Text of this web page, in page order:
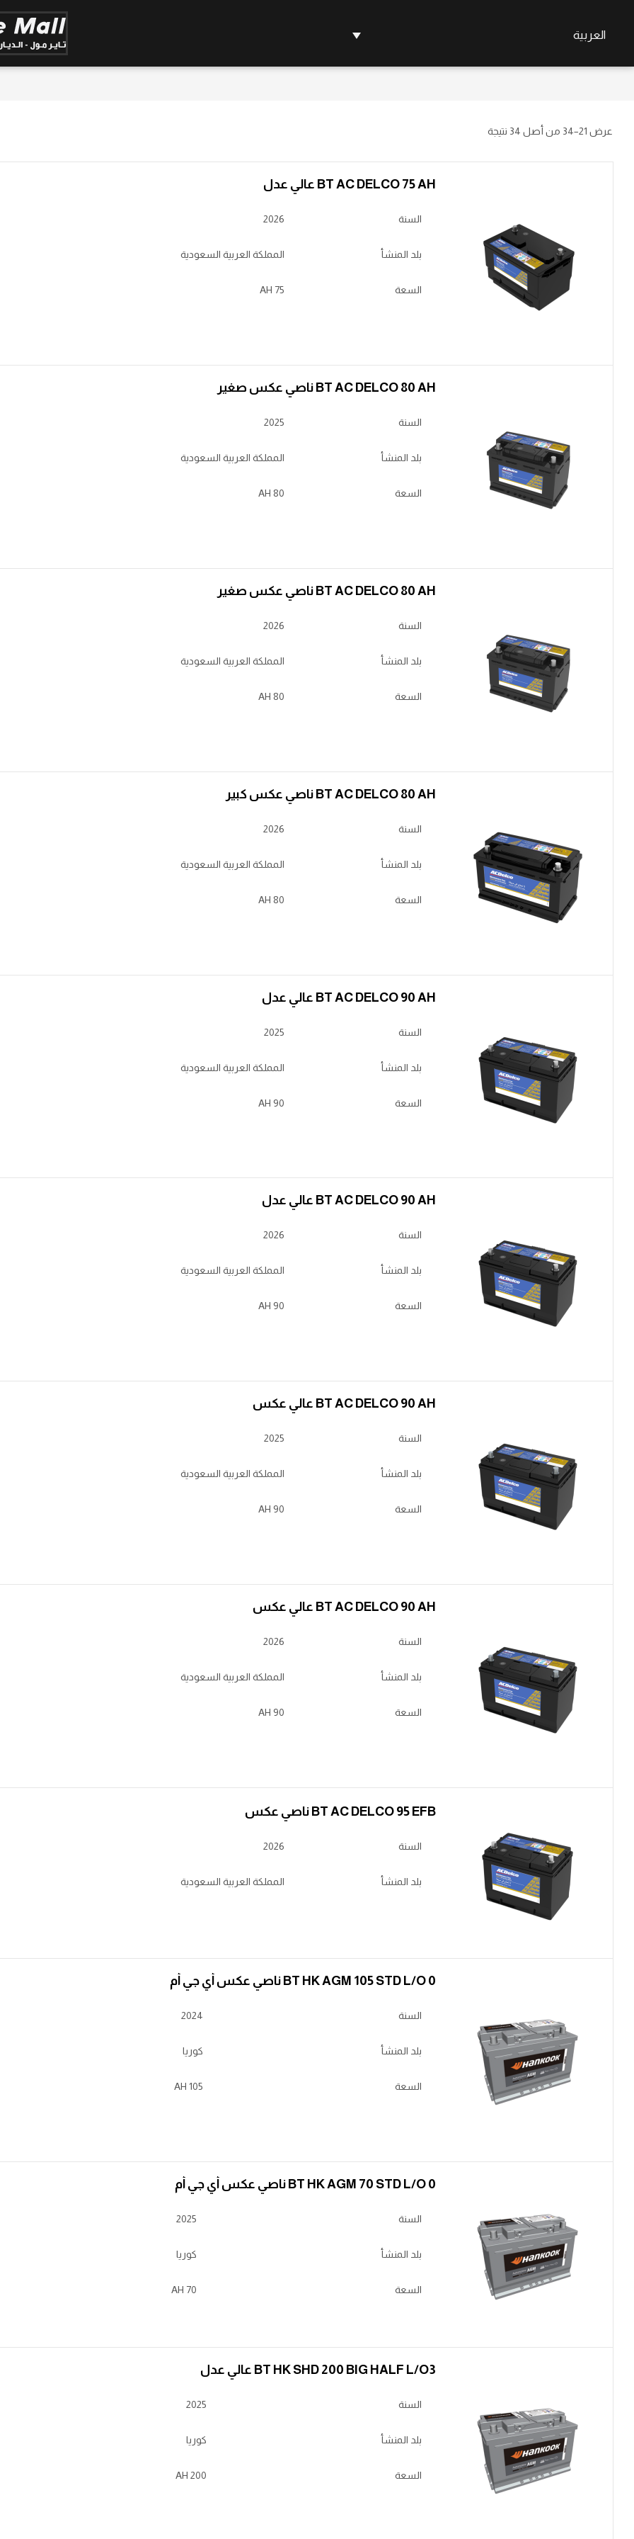
العربية
عرض 21–34 من أصل 34 نتيجة
BT AC DELCO 75 AH عالي عدل
السنة 2026
بلد المنشأ المملكة العربية السعودية
السعة 75 AH
BT AC DELCO 80 AH ناصي عكس صغير
السنة 2025
بلد المنشأ المملكة العربية السعودية
السعة 80 AH
BT AC DELCO 80 AH ناصي عكس صغير
السنة 2026
بلد المنشأ المملكة العربية السعودية
السعة 80 AH
BT AC DELCO 80 AH ناصي عكس كبير
السنة 2026
بلد المنشأ المملكة العربية السعودية
السعة 80 AH
BT AC DELCO 90 AH عالي عدل
السنة 2025
بلد المنشأ المملكة العربية السعودية
السعة 90 AH
BT AC DELCO 90 AH عالي عدل
السنة 2026
بلد المنشأ المملكة العربية السعودية
السعة 90 AH
BT AC DELCO 90 AH عالي عكس
السنة 2025
بلد المنشأ المملكة العربية السعودية
السعة 90 AH
BT AC DELCO 90 AH عالي عكس
السنة 2026
بلد المنشأ المملكة العربية السعودية
السعة 90 AH
BT AC DELCO 95 EFB ناصي عكس
السنة 2026
بلد المنشأ المملكة العربية السعودية
BT HK AGM 105 STD L/O 0 ناصي عكس أي جي أم
السنة 2024
بلد المنشأ كوريا
السعة 105 AH
BT HK AGM 70 STD L/O 0 ناصي عكس أي جي أم
السنة 2025
بلد المنشأ كوريا
السعة 70 AH
BT HK SHD 200 BIG HALF L/O3 عالي عدل
السنة 2025
بلد المنشأ كوريا
السعة 200 AH